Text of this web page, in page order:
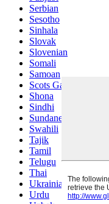
Serbian
Sesotho
Sinhala
Slovak
Slovenian
Somali
Samoan
Scots Gaelic
Shona
Sindhi
Sundanese
Swahili
Tajik
Tamil
Telugu
Thai
Ukrainian
Urdu